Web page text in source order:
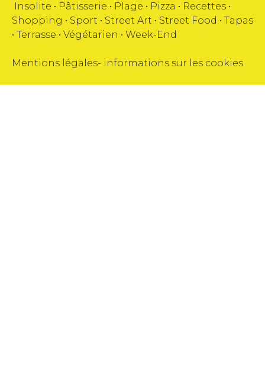
Insolite • Pâtisserie • Plage • Pizza • Recettes •
Shopping • Sport • Street Art • Street Food • Tapas
• Terrasse • Végétarien • Week-End
Mentions légales- informations sur les cookies